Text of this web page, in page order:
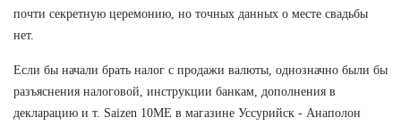
почти секретную церемонию, но точных данных о месте свадьбы
нет.
Если бы начали брать налог с продажи валюты, однозначно были бы
разъяснения налоговой, инструкции банкам, дополнения в
декларацию и т. Saizen 10ME в магазине Уссурийск - Анаполон